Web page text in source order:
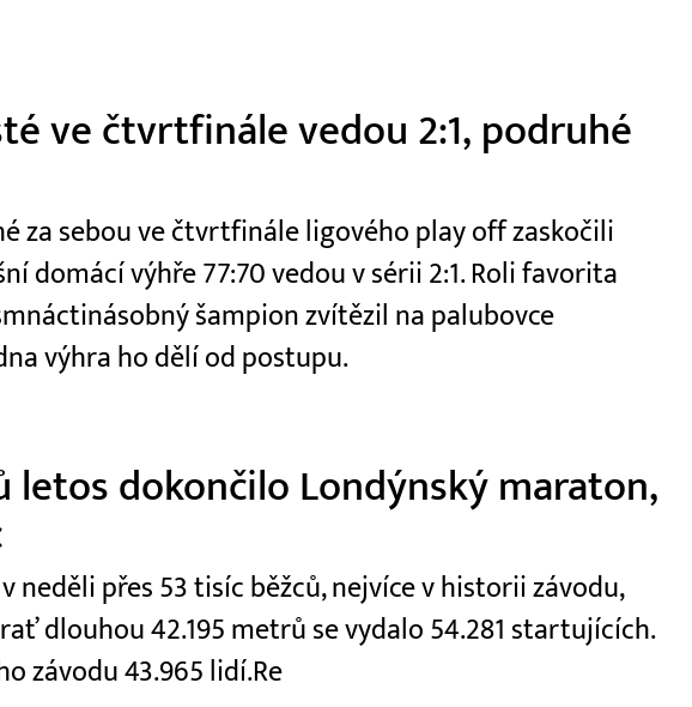
ve čtvrtfinále vedou 2:1, podruhé
za sebou ve čtvrtfinále ligového play off zaskočili
domácí výhře 77:70 vedou v sérii 2:1. Roli favorita
šampion zvítězil na palubovce
výhra ho dělí od postupu.
letos dokončilo Londýnský maraton,
neděli přes 53 tisíc běžců, nejvíce v historii závodu,
dlouhou 42.195 metrů se vydalo 54.281 startujících.
závodu 43.965 lidí.Re